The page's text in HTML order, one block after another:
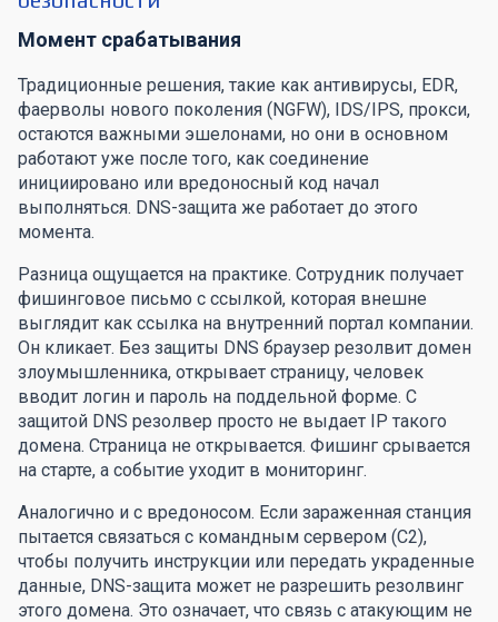
Момент срабатывания
Традиционные решения, такие как антивирусы, EDR,
фаерволы нового поколения (NGFW), IDS/IPS, прокси,
остаются важными эшелонами, но они в основном
работают уже после того, как соединение
инициировано или вредоносный код начал
выполняться. DNS-защита же работает до этого
момента.
Разница ощущается на практике. Сотрудник получает
фишинговое письмо с ссылкой, которая внешне
выглядит как ссылка на внутренний портал компании.
Он кликает. Без защиты DNS браузер резолвит домен
злоумышленника, открывает страницу, человек
вводит логин и пароль на поддельной форме. С
защитой DNS резолвер просто не выдает IP такого
домена. Страница не открывается. Фишинг срывается
на старте, а событие уходит в мониторинг.
Аналогично и с вредоносом. Если зараженная станция
пытается связаться с командным сервером (C2),
чтобы получить инструкции или передать украденные
данные, DNS-защита может не разрешить резолвинг
этого домена. Это означает, что связь с атакующим не